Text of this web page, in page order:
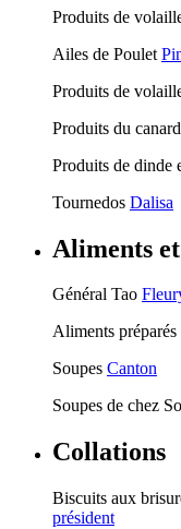
Produits de
Ailes de Poulet
Produits de
Produits du canard
Produits de dinde
Tournedos Dalisa
Aliments
Général Tao
Aliments préparés
Soupes Canton
Soupes de chez
Collations
Biscuits aux
président